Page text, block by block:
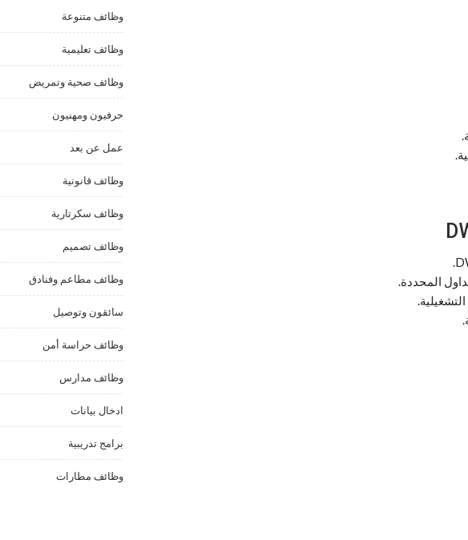
المحددة.
وظائف متنوعة
وظائف تعليمية
وظائف صحية وتمريض
حرفيون ومهنيون
عمل عن بعد
وظائف قانونية
وظائف سكرتارية
وظائف تصميم
وظائف مطاعم وفنادق
سائقون وتوصيل
وظائف حراسة أمن
وظائف مدارس
ادخال بيانات
برامج تدريبية
وظائف مطارات